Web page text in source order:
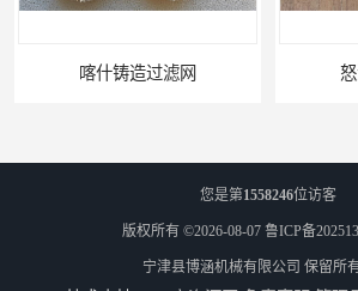
喀什铸造过滤网
您是第1558246位访客
版权所有 ©2026-08-07 鲁ICP备
宁津县博涵机械有限公司 保留所